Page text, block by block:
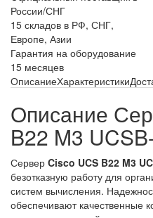
России/СНГ
15 складов в РФ, СНГ,
Европе, Азии
Гарантия на оборудование
15 месяцев
ОписаниеХарактеристики
Описание
B22 M3
Сервер Cisco UCS B22 M3
безотказную работу для
систем вычисления.
обеспечивают качественные